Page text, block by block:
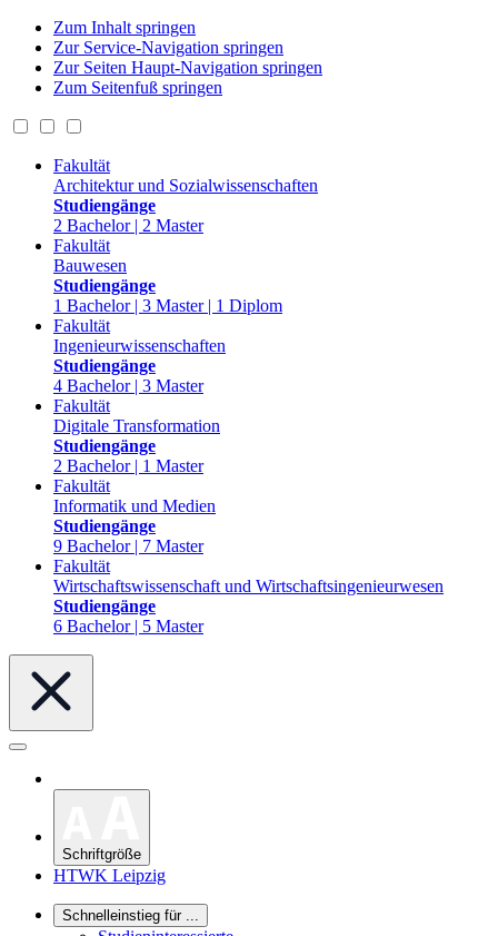
Zum Inhalt springen
Zur Service-Navigation springen
Zur Seiten Haupt-Navigation springen
Zum Seitenfuß springen
Fakultät
Architektur und Sozialwissenschaften
Studiengänge
2 Bachelor | 2 Master
Fakultät
Bauwesen
Studiengänge
1 Bachelor | 3 Master | 1 Diplom
Fakultät
Ingenieurwissenschaften
Studiengänge
4 Bachelor | 3 Master
Fakultät
Digitale Transformation
Studiengänge
2 Bachelor | 1 Master
Fakultät
Informatik und Medien
Studiengänge
9 Bachelor | 7 Master
Fakultät
Wirtschaftswissenschaft und Wirtschaftsingenieurwesen
Studiengänge
6 Bachelor | 5 Master
Schriftgröße
HTWK Leipzig
Schnelleinstieg für ...